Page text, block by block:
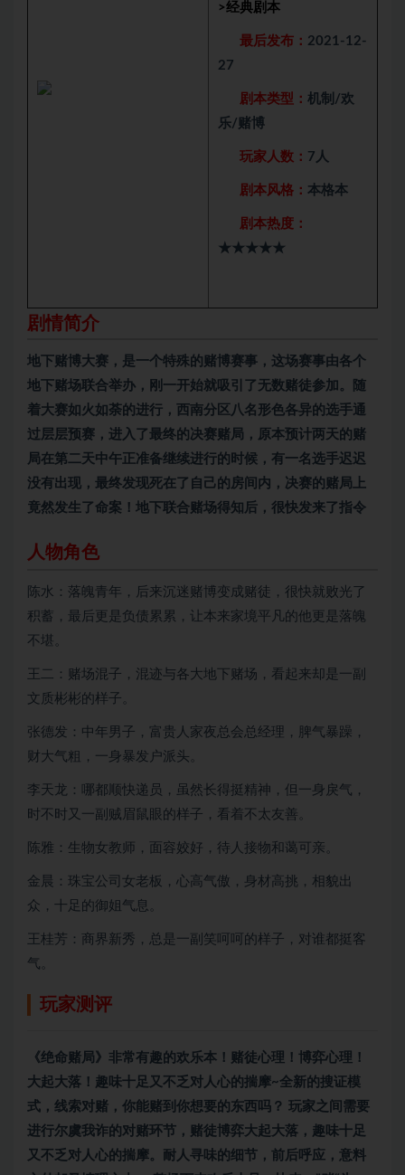
>经典剧本
最后发布： 2021-12-
27
剧本类型： 机制/欢
乐/赌博
玩家人数： 7人
剧本风格： 本格本
剧本热度：
★★★★★
剧情简介
地下赌博大赛，是一个特殊的赌博赛事，这场赛事由各个
地下赌场联合举办，刚一开始就吸引了无数赌徒参加。随
着大赛如火如荼的进行，西南分区八名形色各异的选手通
过层层预赛，进入了最终的决赛赌局，原本预计两天的赌
局在第二天中午正准备继续进行的时候，有一名选手迟迟
没有出现，最终发现死在了自己的房间内，决赛的赌局上
竟然发生了命案！地下联合赌场得知后，很快发来了指令
人物角色
陈水：落魄青年，后来沉迷赌博变成赌徒，很快就败光了
积蓄，最后更是负债累累，让本来家境平凡的他更是落魄
不堪。
王二：赌场混子，混迹与各大地下赌场，看起来却是一副
文质彬彬的样子。
张德发：中年男子，富贵人家夜总会总经理，脾气暴躁，
财大气粗，一身暴发户派头。
李天龙：哪都顺快递员，虽然长得挺精神，但一身戾气，
时不时又一副贼眉鼠眼的样子，看着不太友善。
陈雅：生物女教师，面容姣好，待人接物和蔼可亲。
金晨：珠宝公司女老板，心高气傲，身材高挑，相貌出
众，十足的御姐气息。
王桂芳：商界新秀，总是一副笑呵呵的样子，对谁都挺客
气。
玩家测评
《绝命赌局》非常有趣的 欢乐本 ！赌徒心理！博弈心理！
大起大落！趣味十足又不乏对人心的揣摩~全新的搜证模
式，线索对赌，你能赌到你想要的东西吗？ 玩家之间需要
进行尔虞我诈的对赌环节，赌徒博弈大起大落，趣味十足
又不乏对人心的揣摩。耐人寻味的细节，前后呼应，意料